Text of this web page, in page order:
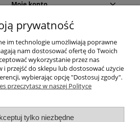
Moje konto
i dostawa
O nas
Kuźmicz
sklep@agmatmeble.plTel.:790344333|
REGON: 381733300
prywatność
im technologie umożliwiają poprawne
nam dostosować ofertę do Twoich
wykorzystanie przez nas
i przejść do sklepu lub dostosować użycie
wybierając opcję "Dostosuj zgody".
przeczytasz w naszej Polityce
tylko niezbędne